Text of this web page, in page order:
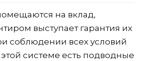
на вклад,
выступает гарантия их
соблюдении всех условий
системе есть подводные